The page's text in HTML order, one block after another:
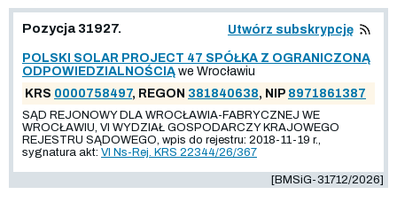
Pozycja 31927. Utwórz subskrypcję
POLSKI SOLAR PROJECT 47 SPÓŁKA Z OGRANICZONĄ
ODPOWIEDZIALNOŚCIĄ we Wrocławiu
KRS 0000758497, REGON 381840638, NIP 8971861387
SĄD REJONOWY DLA WROCŁAWIA-FABRYCZNEJ WE
WROCŁAWIU, VI WYDZIAŁ GOSPODARCZY KRAJOWEGO
REJESTRU SĄDOWEGO, wpis do rejestru: 2018-11-19 r.,
sygnatura akt: VI Ns-Rej. KRS 22344/26/367
[BMSiG-31712/2026]